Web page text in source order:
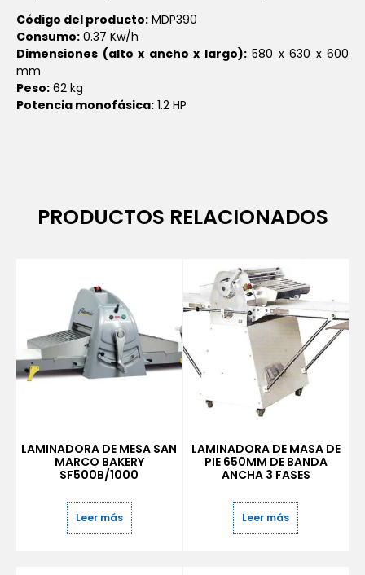
Código del producto: MDP390
Consumo: 0.37 Kw/h
Dimensiones (alto x ancho x largo):580 x 630 x 600
mm
Peso: 62 kg
Potencia monofásica: 1.2 HP
PRODUCTOS RELACIONADOS
LAMINADORA DE MESA SAN
MARCO BAKERY
SF500B/1000
Leer más
LAMINADORA DE MASA DE
PIE 650MM DE BANDA
ANCHA 3 FASES
Leer más